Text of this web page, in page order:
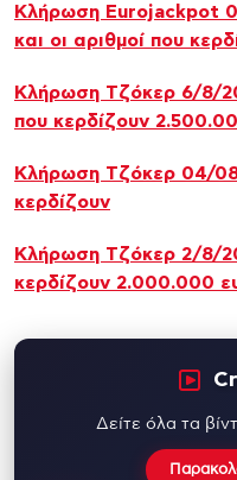
Κλήρωση Eurojackpot
και οι αριθμοί που
Κλήρωση Τζόκερ 6/8/
που κερδίζουν
Κλήρωση Τζόκερ 04/08:
κερδίζουν
Κλήρωση Τζόκερ 2/8/
κερδίζουν 2.000.000
Δείτε όλα τα